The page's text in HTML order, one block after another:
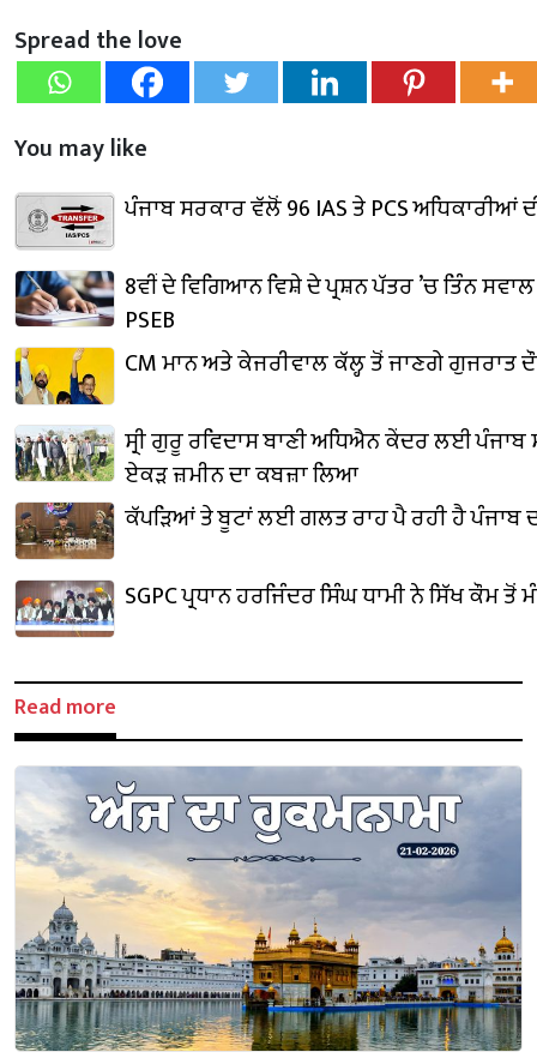
Spread the love
You may like
ਪੰਜਾਬ ਸਰਕਾਰ ਵੱਲੋਂ 96 IAS ਤੇ PCS
8ਵੀਂ ਦੇ ਵਿਗਿਆਨ ਵਿਸ਼ੇ ਦੇ ਪ੍ਰਸ਼ਨ ਪੱਤਰ ’ਚ ਤਿੰਨ
PSEB
CM ਮਾਨ ਅਤੇ ਕੇਜਰੀਵਾਲ ਕੱਲ੍ਹ ਤੋਂ ਜਾਣਗੇ ਗੁਜਰਾਤ
ਸ੍ਰੀ ਗੁਰੂ ਰਵਿਦਾਸ ਬਾਣੀ ਅਧਿਐਨ ਕੇਂਦਰ ਲਈ ਪੰਜਾਬ
ਏਕੜ ਜ਼ਮੀਨ ਦਾ ਕਬਜ਼ਾ ਲਿਆ
ਕੱਪੜਿਆਂ ਤੇ ਬੂਟਾਂ ਲਈ ਗਲਤ ਰਾਹ ਪੈ ਰਹੀ ਹੈ ਪੰਜਾਬ
SGPC ਪ੍ਰਧਾਨ ਹਰਜਿੰਦਰ ਸਿੰਘ ਧਾਮੀ ਨੇ ਸਿੱਖ ਕੌਮ
Read more